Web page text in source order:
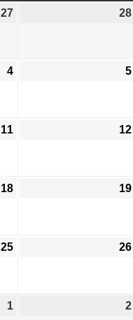
27 28
4 5
11 12
18 19
25 26
1 2